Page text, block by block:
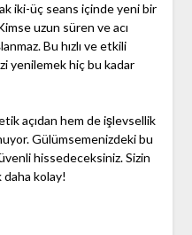
iki-üç seans içinde yeni bir
uzun süren ve acı
Bu hızlı ve etkili
yenilemek hiç bu kadar
açıdan hem de işlevsellik
Gülümsemenizdeki bu
hissedeceksiniz. Sizin
daha kolay!